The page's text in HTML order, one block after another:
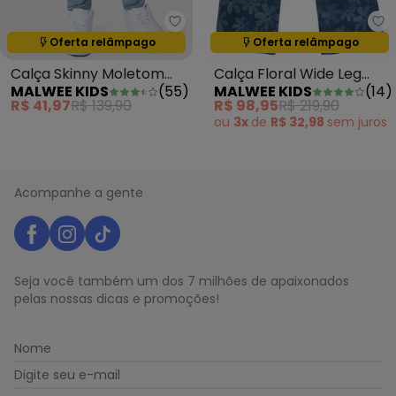
Malwee Kids - Calça Skinny
Oferta relâmpago
Termina em:09:31:11
Calça Skinny Moletom
Jeans Azul
MALWEE KIDS (55)
R$ 41,97R$ 139,90
Oferta relâmpago
Termina em:09:31:11
Calça Floral Wide Leg
Jeans Azul
MALWEE KIDS (14)
R$ 98,95R$ 219,90
ou 3x de R$ 32,98 sem juros
Acompanhe a gente
Seja você também um dos 7 milhões de apaixonados
pelas nossas dicas e promoções!
Nome
Digite seu e-mail